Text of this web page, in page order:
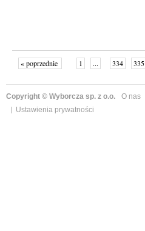
« poprzednie 1 ... 334 335
Copyright © Wyborcza sp. z o.o. O nas
Ustawienia prywatności